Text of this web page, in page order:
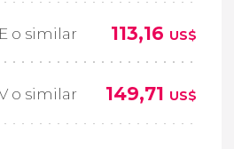
o similar 113,16 US$
o similar 149,71 US$